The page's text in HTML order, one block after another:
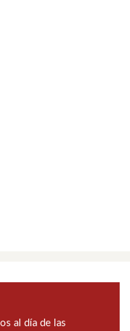
al día de las